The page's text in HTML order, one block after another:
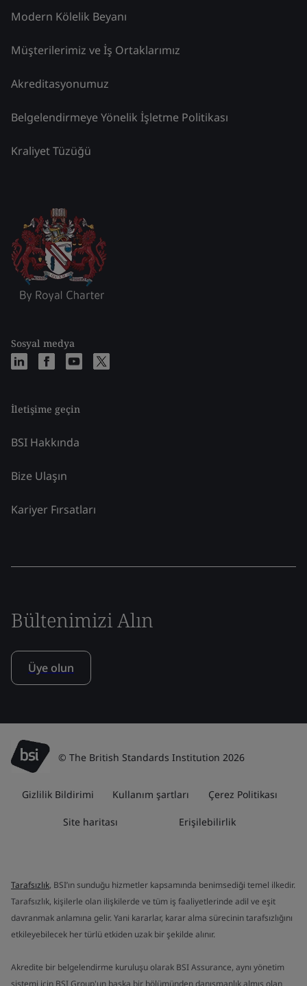
Modern Kölelik Beyanı
Müşterilerimiz ve İş Ortaklarımız
Akreditasyonumuz
Belgelendirmeye Yönelik İşletme Politikası
Kraliyet Tüzüğü
Sosyal medya
İletişime geçin
BSI Hakkında
Bize Ulaşın
Kariyer Fırsatları
Bültenimizi Alın
Üye olun
© The British Standards Institution 2026
Gizlilik Bildirimi Kullanım şartları Çerez Politikası
Site haritası Erişilebilirlik
Tarafsızlık, BSI’ın sunduğu hizmetler kapsamında benimsediği temel ilkedir.
Tarafsızlık, kişilerle olan ilişkilerde ve tüm iş faaliyetlerinde adil ve eşit
davranmak anlamına gelir. Yani kararlar, karar alma sürecinin tarafsızlığını
etkileyebilecek her türlü etkiden uzak bir şekilde alınır.
Akredite bir belgelendirme kuruluşu olarak BSI Assurance, aynı yönetim
sistemi için BSI Group'un başka bir bölümünden danışmanlık almış olan